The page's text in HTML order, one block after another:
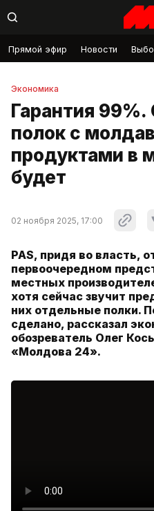
Прямой эфир Новости
Экономика
Гарантия
полок с
продуктами в
будет
02 ноября 2025, 17:00
PAS, придя во власть,
первоочередном
местных
хотя сейчас звучит
них отдельные полки.
сделано, рассказал
обозреватель Олег
«Молдова 24».